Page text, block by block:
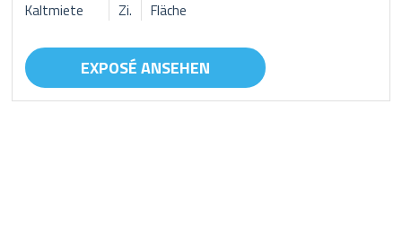
Kaltmiete Zi. Fläche
EXPOSÉ ANSEHEN